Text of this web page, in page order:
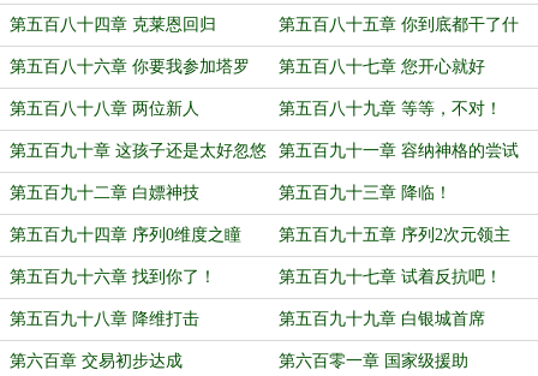
第五百八十四章 克莱恩回归 第五百八十五章 你到底都干了什
么？！
第五百八十六章 你要我参加塔罗
会？
第五百八十七章 您开心就好
第五百八十八章 两位新人 第五百八十九章 等等，不对！
第五百九十章 这孩子还是太好忽悠
了
第五百九十一章 容纳神格的尝试
第五百九十二章 白嫖神技 第五百九十三章 降临！
第五百九十四章 序列0维度之瞳 第五百九十五章 序列2次元领主
第五百九十六章 找到你了！ 第五百九十七章 试着反抗吧！
第五百九十八章 降维打击 第五百九十九章 白银城首席
第六百章 交易初步达成 第六百零一章 国家级援助